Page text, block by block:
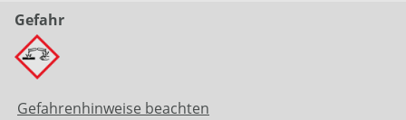
Gefahr
Gefahrenhinweise beachten